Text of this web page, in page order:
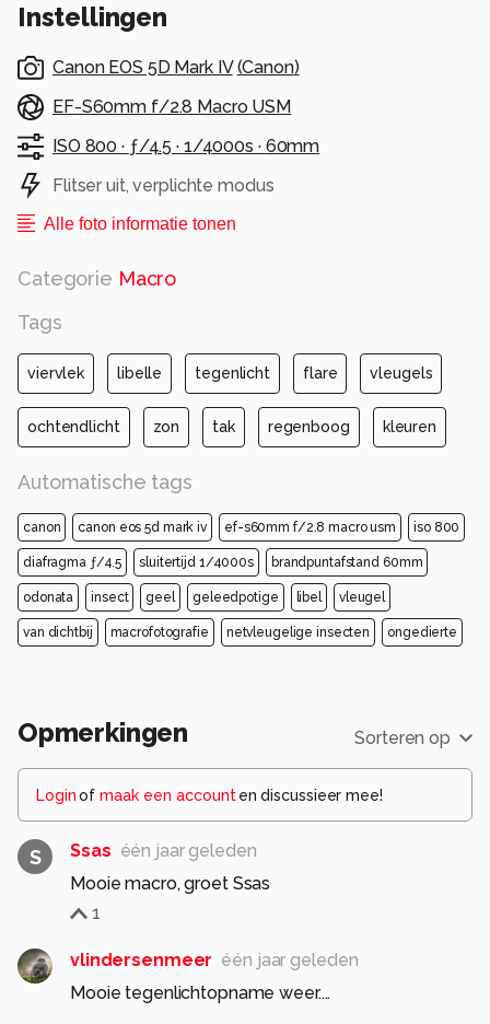
Instellingen
Canon EOS 5D Mark IV (Canon)
EF-S60mm f/2.8 Macro USM
ISO 800 · ƒ/4.5 · 1/4000s · 60mm
Flitser uit, verplichte modus
Alle foto informatie tonen
Categorie Macro
Tags
viervlek libelle tegenlicht flare vleugels
ochtendlicht zon tak regenboog kleuren
Automatische tags
canon canon eos 5d mark iv ef-s60mm f/2.8 macro usm iso 800
diafragma ƒ/4.5 sluitertijd 1/4000s brandpuntafstand 60mm
odonata insect geel geleedpotige libel vleugel
van dichtbij macrofotografie netvleugelige insecten ongedierte
Opmerkingen Sorteren op
Loginof maak een account en discussieer mee!
S Ssas één jaar geleden
Mooie macro, groet Ssas
1
vlindersenmeer één jaar geleden
Mooie tegenlichtopname weer....